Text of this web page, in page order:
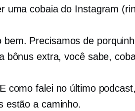
uma cobaia do Instagram
bem. Precisamos de
bônus extra, você sabe,
como falei no último
estão a caminho.